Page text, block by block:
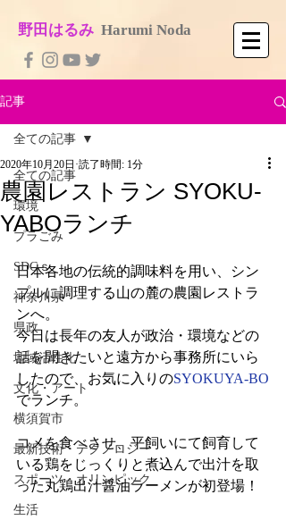
​野田はるみ Harumi No​da
記事
全ての記事
環境
プラごみ
SDGｓ
神奈川県
県政
地域活性化
文化・アート
横須賀市
最新技術・テクノロジー
スポーツ・オリンピック
生活
全ての記事
農園レストラン SYOKU-
YABOランチ
2020年10月20日 読了時間: 1分
日本各地の伝統的調味料を用い、シン
プルに調理する山の麓の農園レストラ
ンへ。
今日は長年の友人が政治・環境などの
話を聞きたいと遠方から事務所にいら
したので、お気に入りのSYOKUYA-BO
でランチ。
コメを食べさせ、平飼いにて飼育して
いる鶏をじっくりと煮込んで出汁を取
った丸鶏出汁醤油ラーメンが初登場！